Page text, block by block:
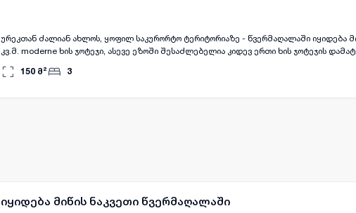
ურეკთან ძალიან ახლოს, ყოფილ საკურორტო ტერიტორიაზე - წვერმაღალაში იყიდება
კვ.მ. moderne ხის ჯოტეჯი, ასევე ეზოში შესაძლებელია კიდევ ერთი ხის ჯოტეჯის
ულამაზესი ხედები, არის ყველა კომუნიკაცია, კოტეჯში სრულად რჩება ყველა საჭირო
ქობულეთდან არის დაშორებული 10 წთ -ით, ურეკიდან 5 წთ -ით და ა.შ.
150 მ² 3
იყიდება მიწის ნაკვეთი წვერმაღალაში